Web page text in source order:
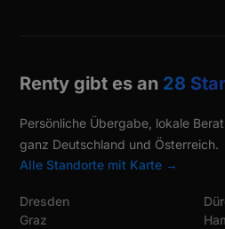
Renty gibt es an 28
Persönliche Übergabe, lokale
ganz Deutschland und Österreich.
Alle Standorte mit Karte →
Dresden
Graz